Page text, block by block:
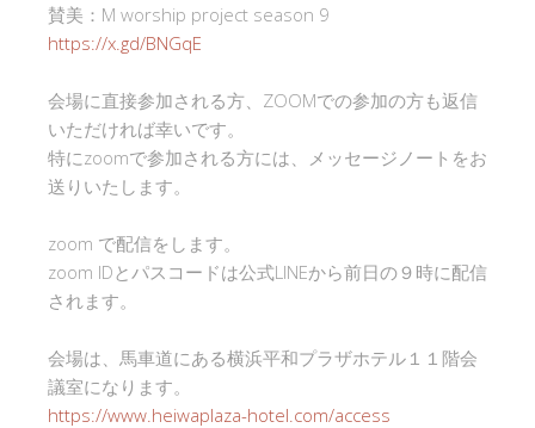
賛美：M worship project season 9
https://x.gd/BNGqE
会場に直接参加される方、ZOOMでの参加の方も返信
いただければ幸いです。
特にzoomで参加される方には、メッセージノートをお
送りいたします。
zoom で配信をします。
zoom IDとパスコードは公式LINEから前日の９時に配信
されます。
会場は、馬車道にある横浜平和プラザホテル１１階会
議室になります。
https://www.heiwaplaza-hotel.com/access